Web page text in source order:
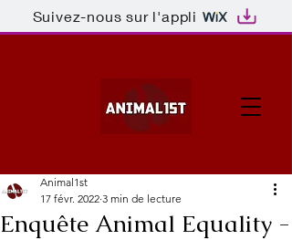
Suivez-nous sur l'appli
Enquête Animal Equality -
Animal1st
17 févr. 2022 3 min de lecture